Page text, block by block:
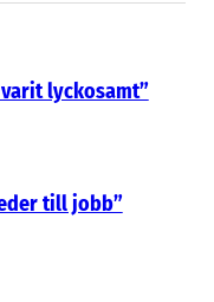
lyckosamt”
till jobb”